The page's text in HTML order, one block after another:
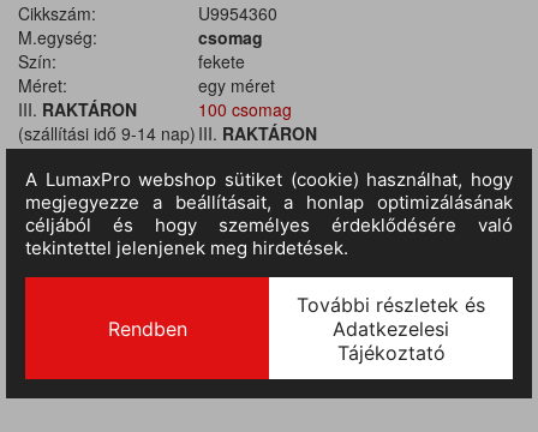
Cikkszám:
U9954360
M.egység:
csomag
Szín:
fekete
Méret:
egy méret
III. RAKTÁRON
(szállítási idő 9-14 nap)
100 csomag
III. RAKTÁRON
:
100 csomag
III.RAKTÁRON
(szállítási idő 9-14 nap)
:
100 csomag